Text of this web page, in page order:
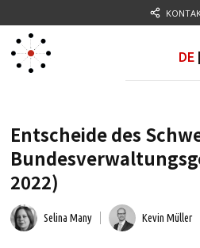
DE
Entscheide des
2022)
Selina Many Kevin Müller